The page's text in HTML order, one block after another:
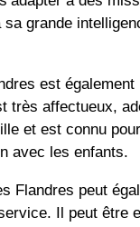
sa grande
est également
très affectueux,
et est connu
avec les enfants.
Flandres peut
Il peut être